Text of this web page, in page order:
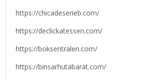
https://chicadeserieb.com/
https://declickatessen.com/
https://boksentralen.com/
https://binsarhutabarat.com/